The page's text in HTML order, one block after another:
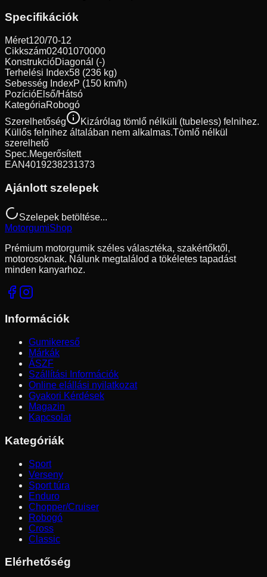
Specifikációk
Méret120/70-12
Cikkszám02401070000
KonstrukcióDiagonál (-)
Terhelési Index58 (236 kg)
Sebesség IndexP (150 km/h)
PozícióElső/Hátsó
KategóriaRobogó
Szerelhetőség
Kizárólag tömlő nélküli (tubeless) felnihez.
Küllős felnihez általában nem alkalmas.Tömlő nélkül
szerelhető
Spec.Megerősített
EAN4019238231373
Ajánlott szelepek
Szelepek betöltése...
MotorgumiShop
Prémium motorgumik széles választéka, szakértőktől,
motorosoknak. Nálunk megtalálod a tökéletes tapadást
minden kanyarhoz.
Információk
Gumikereső
Márkák
ÁSZF
Szállítási Információk
Online elállási nyilatkozat
Gyakori Kérdések
Magazin
Kapcsolat
Kategóriák
Sport
Verseny
Sport túra
Enduro
Chopper/Cruiser
Robogó
Cross
Classic
Elérhetőség